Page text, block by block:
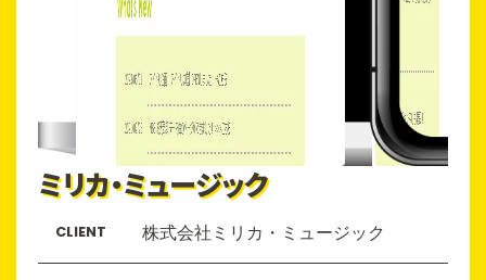
ミリカ・ミュージック
CLIENT 株式会社ミリカ・ミュージック